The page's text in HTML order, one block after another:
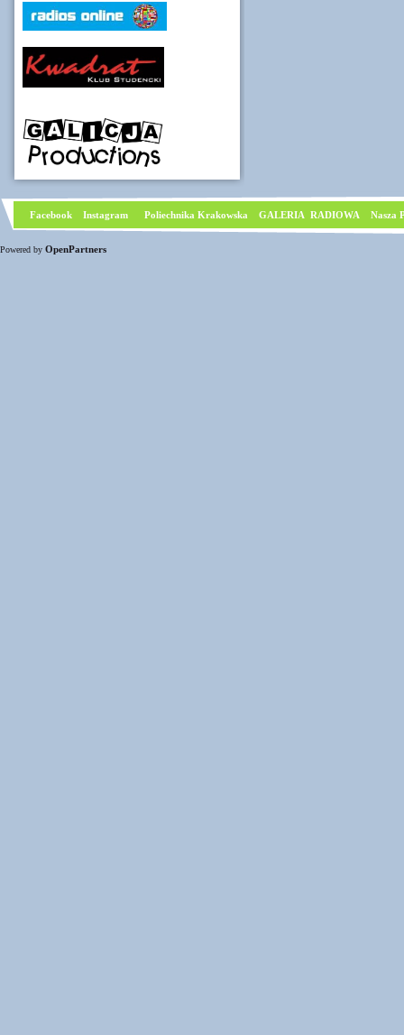
Facebook Instagram Poliechnika Krakowska GALERIA RADIOWA Nasza
Powered by OpenPartners